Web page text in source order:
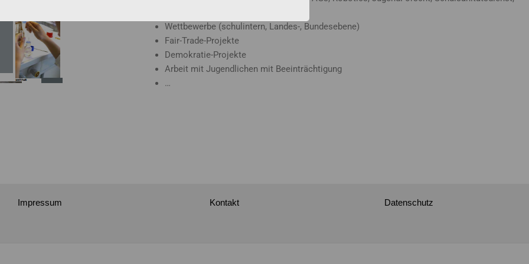
Wettbewerbe (schulintern, Landes-, Bundesebene)
Fair-Trade-Projekte
Demokratie-Projekte
Arbeit mit Jugendlichen mit Beeinträchtigung
…
Impressum Kontakt Datenschutz